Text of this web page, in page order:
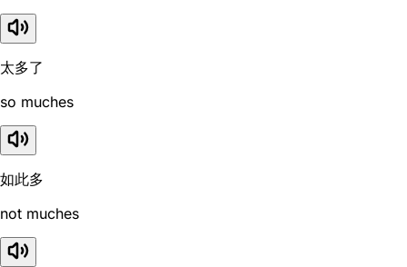
太多了
so muches
如此多
not muches